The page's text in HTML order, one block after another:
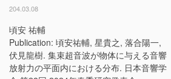
204.03.08
頃安 祐輔
Publication: 頃安祐輔, 星貴之, 落合陽一,
伏見龍樹. 集束超音波が物体に与える音響
放射力の平面内における分布. 日本音響学